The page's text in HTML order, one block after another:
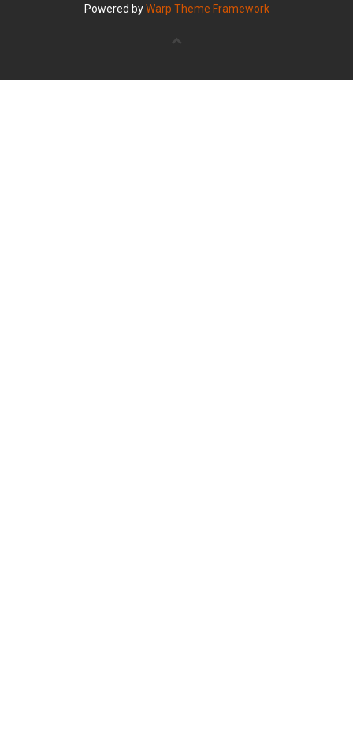
Powered byWarp Theme Framework